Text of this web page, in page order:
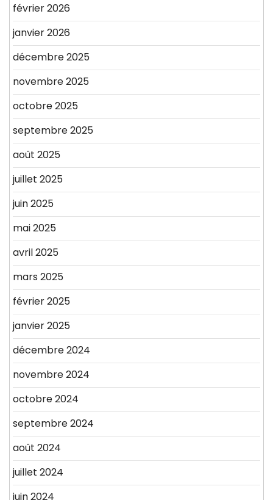
février 2026
janvier 2026
décembre 2025
novembre 2025
octobre 2025
septembre 2025
août 2025
juillet 2025
juin 2025
mai 2025
avril 2025
mars 2025
février 2025
janvier 2025
décembre 2024
novembre 2024
octobre 2024
septembre 2024
août 2024
juillet 2024
juin 2024